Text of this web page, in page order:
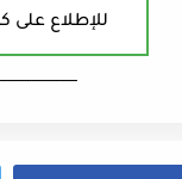
للإطلاع على